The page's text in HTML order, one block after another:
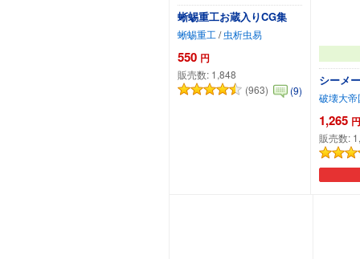
蜥蜴重工お蔵入りCG集
蜥蜴重工 / 虫析虫易
550 円
販売数: 1,848
(963)
(9)
シーメ
破壊大帝
1,265 円
販売数: